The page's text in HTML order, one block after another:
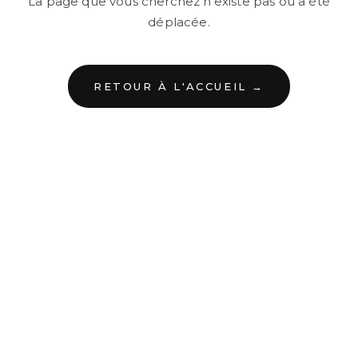
déplacée.
RETOUR À L'ACCUEIL →